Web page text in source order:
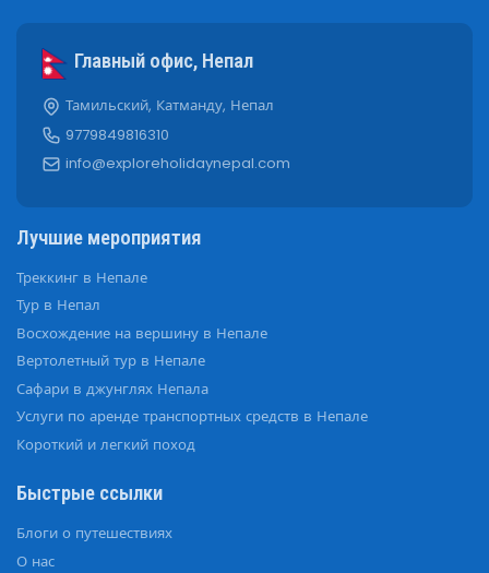
Главный офис, Непал
Тамильский, Катманду, Непал
9779849816310
info@exploreholidaynepal.com
Лучшие мероприятия
Треккинг в Непале
Тур в Непал
Восхождение на вершину в Непале
Вертолетный тур в Непале
Сафари в джунглях Непала
Услуги по аренде транспортных средств в Непале
Короткий и легкий поход
Быстрые ссылки
Блоги о путешествиях
О нас